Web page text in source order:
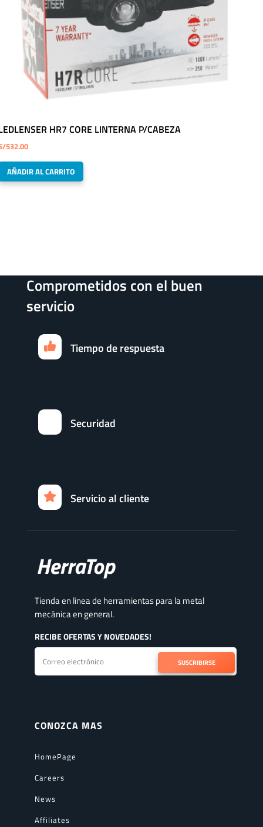
HR7 CORE LINTERNA P/CABEZA
532.00
AÑADIR AL CARRITO
Comprometidos con el buen
servicio
Tiempo de respuesta
Securidad
Servicio al cliente
Tienda en linea de herramientas para la metal
mecánica en general.
RECIBE OFERTAS Y NOVEDADES!
SUSCRIBIRSE
CONOZCA MAS
HomePage
Careers
News
Affiliates